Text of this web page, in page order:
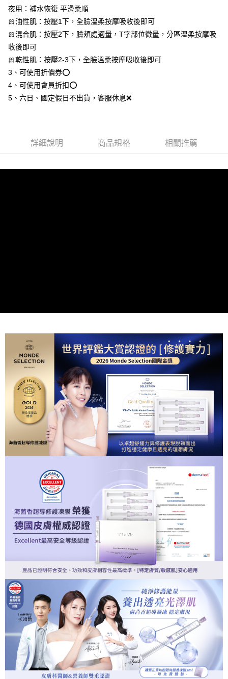
任。
４．使用「AFTEE先享後付」時，將依據個別帳號之用戶狀況，依本公司即
時審查核予不同之上限額度；若仍有額度不足之情形，本公司將視審查結果
請求用戶進行身份認證。
恩沛科技股份有限公司將有權停止該用戶之使用額度並採取法律行動。
每筆NT$80，滿NT$1,080(含以上)免運費
離島-郵局
每筆NT$80，滿NT$1,080(含以上)免運費
新-馬-港-澳-韓/地區配送
夜用：補水恢復 平滑柔順
🎀油性肌：按壓1下，全臉溫柔按摩吸收後即可
🎀混合肌：按壓2下，臉頰處適量，T字部位微量，分區溫柔按摩吸
收後即可
🎀乾性肌：按壓2-3下，全臉溫柔按摩吸收後即可
3、可使用折價券⭕
4、可使用會員折扣⭕
5、六日、國定假日不出貨，客服休息❌
詳細說明 商品規格 相關推薦